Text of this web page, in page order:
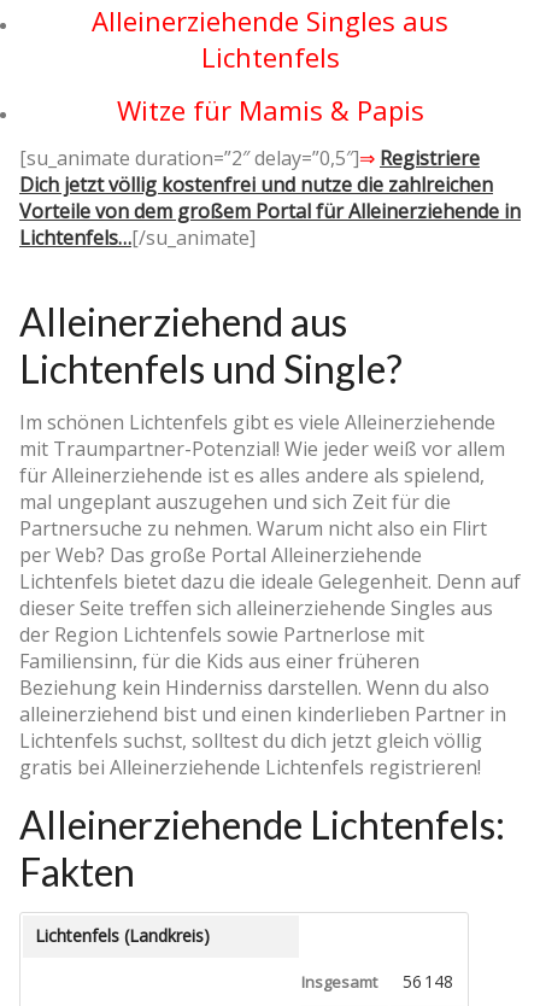
Alleinerziehende Singles aus
Lichtenfels
Witze für Mamis & Papis
[su_animate duration=”2″ delay=”0,5″]⇒ Registriere
Dich jetzt völlig kostenfrei und nutze die zahlreichen
Vorteile von dem großem Portal für Alleinerziehende in
Lichtenfels…[/su_animate]
Alleinerziehend aus
Lichtenfels und Single?
Im schönen Lichtenfels gibt es viele Alleinerziehende
mit Traumpartner-Potenzial! Wie jeder weiß vor allem
für Alleinerziehende ist es alles andere als spielend,
mal ungeplant auszugehen und sich Zeit für die
Partnersuche zu nehmen. Warum nicht also ein Flirt
per Web? Das große Portal Alleinerziehende
Lichtenfels bietet dazu die ideale Gelegenheit. Denn auf
dieser Seite treffen sich alleinerziehende Singles aus
der Region Lichtenfels sowie Partnerlose mit
Familiensinn, für die Kids aus einer früheren
Beziehung kein Hinderniss darstellen. Wenn du also
alleinerziehend bist und einen kinderlieben Partner in
Lichtenfels suchst, solltest du dich jetzt gleich völlig
gratis bei Alleinerziehende Lichtenfels registrieren!
Alleinerziehende Lichtenfels:
Fakten
Lichtenfels (Landkreis)
Insgesamt 56 148